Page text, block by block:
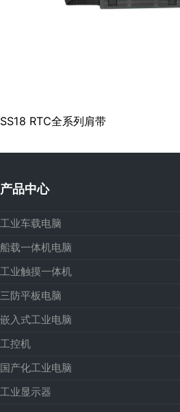
SS18 RTC全系列肩带
产品中心
工业车载电脑
船载一体机电脑
工业触摸一体机
三防平板电脑
嵌入式工业电脑
工控机
国产化工业电脑
工业显示器